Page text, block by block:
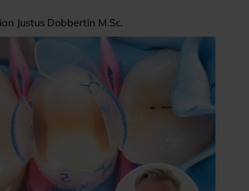
Justus Dobbertin M.Sc.